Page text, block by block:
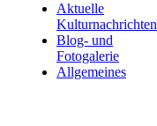
Aktuelle
Kulturnachrichten
Blog- und
Fotogalerie
Allgemeines